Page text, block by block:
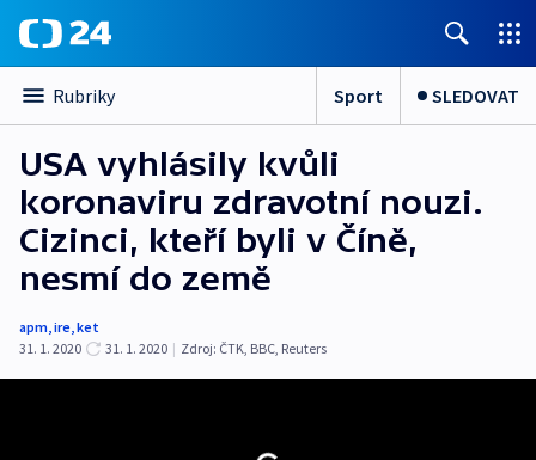
Rubriky Sport SLEDOVAT
USA vyhlásily kvůli
koronaviru zdravotní nouzi.
Cizinci, kteří byli v Číně,
nesmí do země
apm,ire,ket
31. 1. 2020
31. 1. 2020 | Zdroj: ČTK, BBC, Reuters